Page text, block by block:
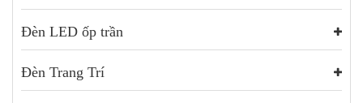
Đèn LED ốp trần
Đèn Trang Trí